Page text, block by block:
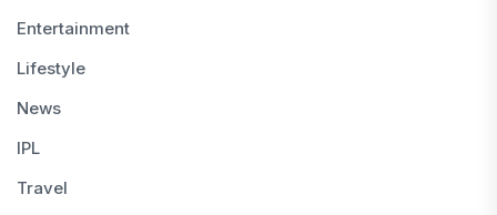
Entertainment
Lifestyle
News
IPL
Travel